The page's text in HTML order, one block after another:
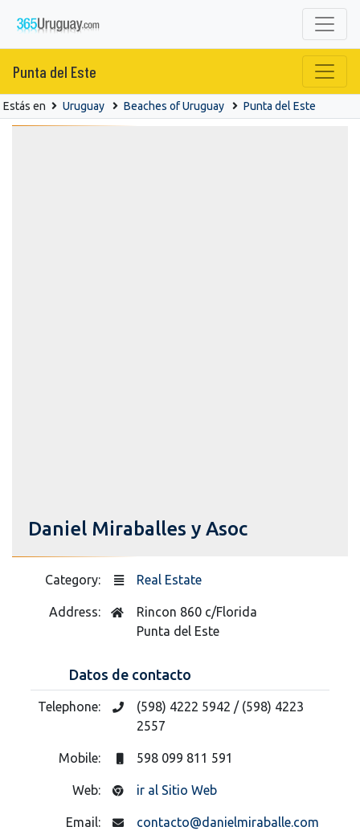
Punta del Este
Estás en Uruguay Beaches of Uruguay Punta del Este
Daniel Miraballes y Asoc
Category: Real Estate
Address:
Rincon 860 c/Florida
Punta del Este
Datos de contacto
Telephone:
(598) 4222 5942 / (598) 4223
2557
Mobile: 598 099 811 591
Web: ir al Sitio Web
Email: contacto@danielmiraballe.com